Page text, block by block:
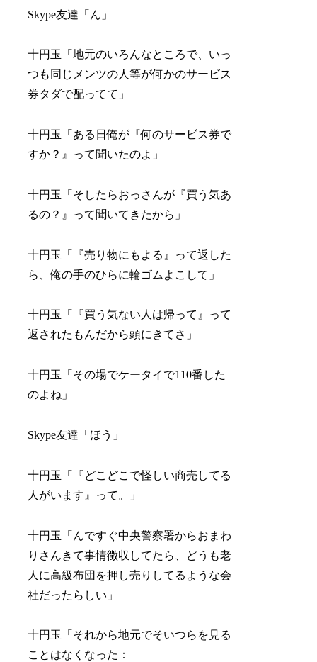
Skype友達「ん」
十円玉「地元のいろんなところで、いっ
つも同じメンツの人等が何かのサービス
券タダで配ってて」
十円玉「ある日俺が『何のサービス券で
すか？』って聞いたのよ」
十円玉「そしたらおっさんが『買う気あ
るの？』って聞いてきたから」
十円玉「『売り物にもよる』って返した
ら、俺の手のひらに輪ゴムよこして」
十円玉「『買う気ない人は帰って』って
返されたもんだから頭にきてさ」
十円玉「その場でケータイで110番した
のよね」
Skype友達「ほう」
十円玉「『どこどこで怪しい商売してる
人がいます』って。」
十円玉「んですぐ中央警察署からおまわ
りさんきて事情徴収してたら、どうも老
人に高級布団を押し売りしてるような会
社だったらしい」
十円玉「それから地元でそいつらを見る
ことはなくなった：